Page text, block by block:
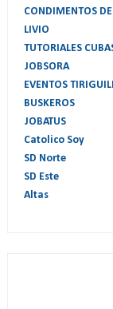
CONDIMENTOS
LIVIO
TUTORIALES
JOBSORA
EVENTOS
BUSKEROS
JOBATUS
Catolico Soy
SD Norte
SD Este
Altas